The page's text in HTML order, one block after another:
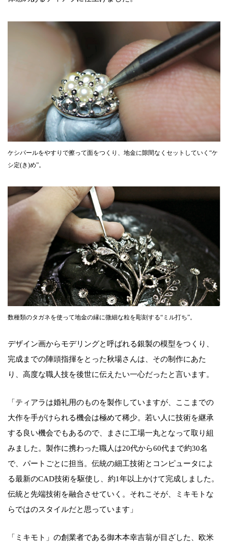
ケシパールをやすりで擦って面をつくり、地金に隙間なくセットしていく“ケ
シ定(き)め”。
数種類のタガネを使って地金の縁に微細な粒を彫刻する“ミル打ち”。
デザイン画からモデリングと呼ばれる銀製の模型をつくり、
完成までの陣頭指揮をとった秋場さんは、その制作にあた
り、高度な職人技を後世に伝えたい一心だったと言います。
「ティアラは婚礼用のものを製作していますが、ここまでの
大作を手がけられる機会は極めて稀少。若い人に技術を継承
する良い機会でもあるので、まさに工場一丸となって取り組
みました。製作に携わった職人は20代から60代まで約30名
で、パートごとに担当。伝統の細工技術とコンピュータによ
る最新のCAD技術を駆使し、約1年以上かけて完成しました。
伝統と先端技術を融合させていく。それこそが、ミキモトな
らではのスタイルだと思っています」
「ミキモト」の創業者である御木本幸吉翁が目ざした、欧米